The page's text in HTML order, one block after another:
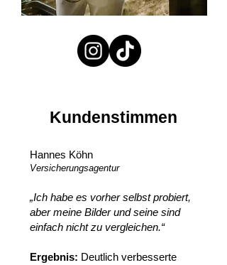
Kundenstimmen
Hannes Köhn
Versicherungsagentur
„Ich habe es vorher selbst probiert,
aber meine Bilder und seine sind
einfach nicht zu vergleichen.“
‍Ergebnis: Deutlich verbesserte